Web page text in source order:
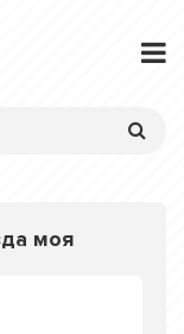
моя